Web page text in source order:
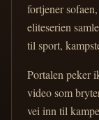
fortjener
eliteserien
til sport,
Portalen peker
video som
vei inn til